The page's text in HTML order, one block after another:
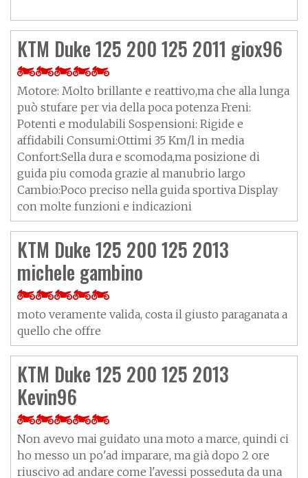
KTM Duke 125 200 125 2011 giox96
Motore: Molto brillante e reattivo,ma che alla lunga
può stufare per via della poca potenza Freni:
Potenti e modulabili Sospensioni: Rigide e
affidabili Consumi:Ottimi 35 Km/l in media
Confort:Sella dura e scomoda,ma posizione di
guida piu comoda grazie al manubrio largo
Cambio:Poco preciso nella guida sportiva Display
con molte funzioni e indicazioni
KTM Duke 125 200 125 2013
michele gambino
moto veramente valida, costa il giusto paraganata a
quello che offre
KTM Duke 125 200 125 2013
Kevin96
Non avevo mai guidato una moto a marce, quindi ci
ho messo un po'ad imparare, ma già dopo 2 ore
riuscivo ad andare come l'avessi posseduta da una